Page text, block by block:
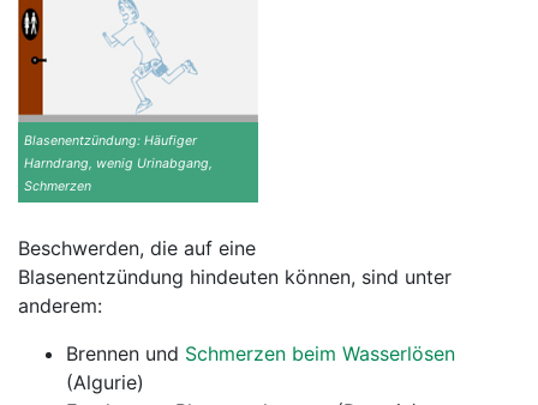
Blasenentzündung: Häufiger
Harndrang, wenig Urinabgang,
Schmerzen
Beschwerden, die auf eine
Blasenentzündung hindeuten können, sind unter
anderem:
Brennen und Schmerzen beim Wasserlösen
(Algurie)